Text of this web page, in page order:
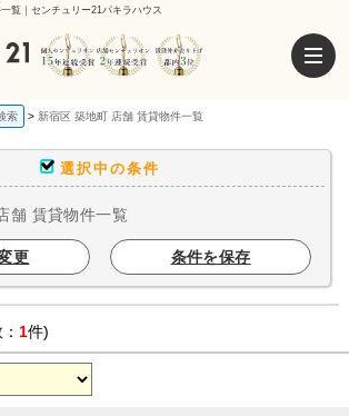
覧｜センチュリー21パキラハウス
索 新宿区 築地町 店舗 賃貸物件一覧
選択中の条件
舗 賃貸物件一覧
更 条件を保存
1件)